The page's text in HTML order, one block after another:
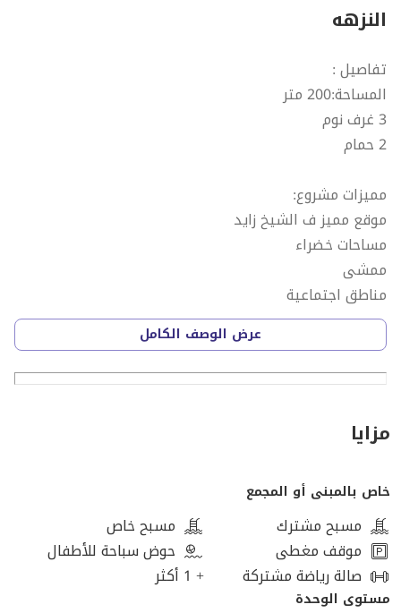
النزهه
تفاصيل :
المساحة:200 متر
3 غرف نوم
2 حمام
مميزات مشروع:
موقع مميز ف الشيخ زايد
مساحات خضراء
ممشى
مناطق اجتماعية
ونادي.
منطقة تجارية
أمن وصيانة على مدار 24 ساعة.
عرض الوصف الكامل
مزايا
خاص بالمبنى أو المجمع
مسبح مشترك
مسبح خاص
موقف مغطى
حوض سباحة للأطفال
صالة رياضة مشتركة
+ 1 أكثر
مستوى الوحدة